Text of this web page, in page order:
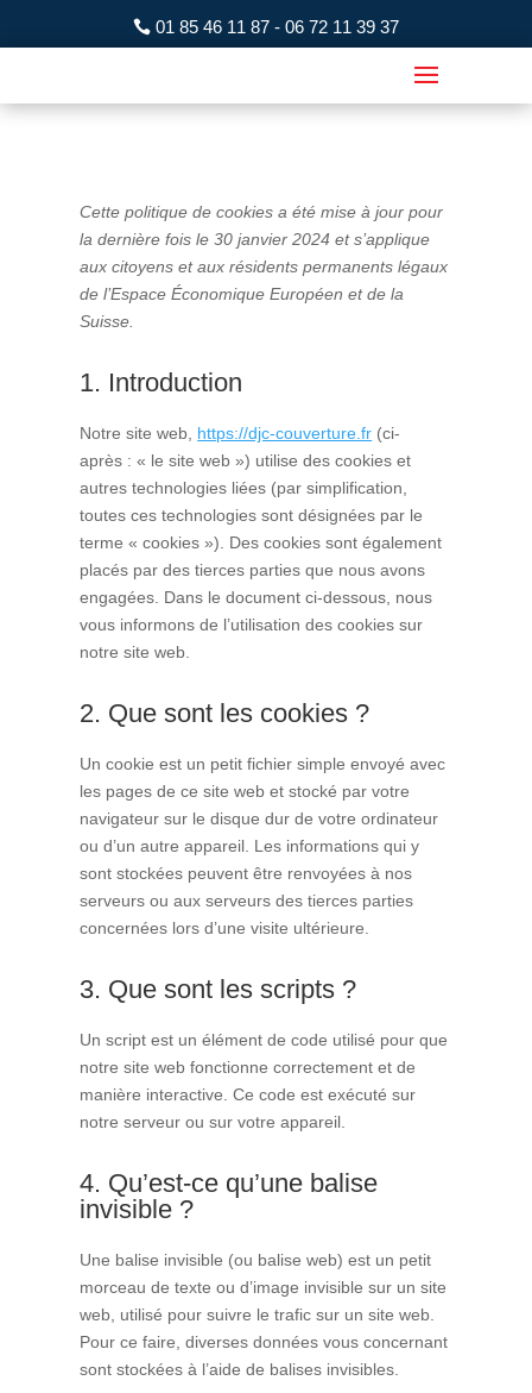
01 85 46 11 87 - 06 72 11 39 37
Cette politique de cookies a été mise à jour pour
la dernière fois le 30 janvier 2024 et s’applique
aux citoyens et aux résidents permanents légaux
de l’Espace Économique Européen et de la
Suisse.
1. Introduction
Notre site web, https://djc-couverture.fr (ci-
après : « le site web ») utilise des cookies et
autres technologies liées (par simplification,
toutes ces technologies sont désignées par le
terme « cookies »). Des cookies sont également
placés par des tierces parties que nous avons
engagées. Dans le document ci-dessous, nous
vous informons de l’utilisation des cookies sur
notre site web.
2. Que sont les cookies ?
Un cookie est un petit fichier simple envoyé avec
les pages de ce site web et stocké par votre
navigateur sur le disque dur de votre ordinateur
ou d’un autre appareil. Les informations qui y
sont stockées peuvent être renvoyées à nos
serveurs ou aux serveurs des tierces parties
concernées lors d’une visite ultérieure.
3. Que sont les scripts ?
Un script est un élément de code utilisé pour que
notre site web fonctionne correctement et de
manière interactive. Ce code est exécuté sur
notre serveur ou sur votre appareil.
4. Qu’est-ce qu’une balise
invisible ?
Une balise invisible (ou balise web) est un petit
morceau de texte ou d’image invisible sur un site
web, utilisé pour suivre le trafic sur un site web.
Pour ce faire, diverses données vous concernant
sont stockées à l’aide de balises invisibles.